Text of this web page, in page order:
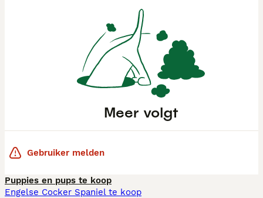
Meer volgt
Gebruiker melden
Puppies en pups te koop
Engelse Cocker Spaniel te koop